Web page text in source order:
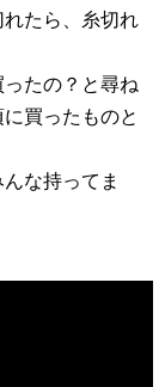
たら、糸切れ
たの？と尋ね
買ったものと
な持ってま